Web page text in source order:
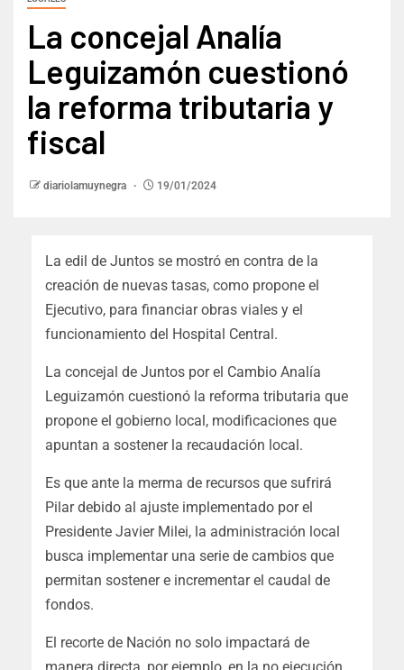
La concejal Analía
Leguizamón cuestionó
la reforma tributaria y
fiscal
diariolamuynegra 19/01/2024
La edil de Juntos se mostró en contra de la
creación de nuevas tasas, como propone el
Ejecutivo, para financiar obras viales y el
funcionamiento del Hospital Central.
La concejal de Juntos por el Cambio Analía
Leguizamón cuestionó la reforma tributaria que
propone el gobierno local, modificaciones que
apuntan a sostener la recaudación local.
Es que ante la merma de recursos que sufrirá
Pilar debido al ajuste implementado por el
Presidente Javier Milei, la administración local
busca implementar una serie de cambios que
permitan sostener e incrementar el caudal de
fondos.
El recorte de Nación no solo impactará de